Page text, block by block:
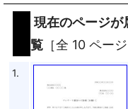
現在のページが
覧 ［全 10 ページ
1.